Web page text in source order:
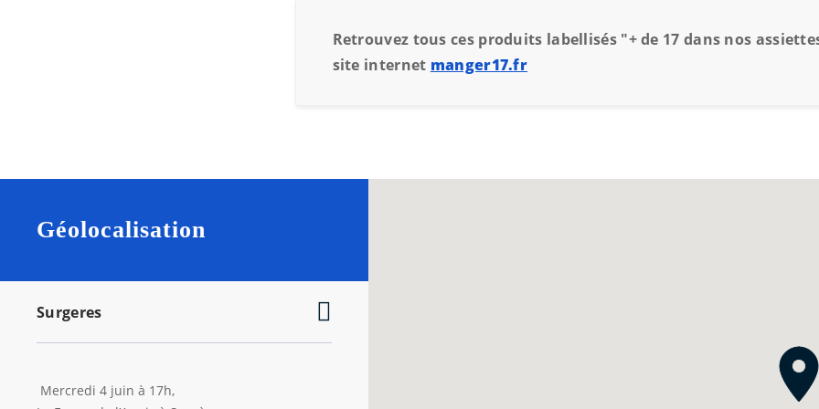
Retrouvez tous ces produits labellisés "+ de 17 dans nos
site internet manger17.fr
Géolocalisation
Surgeres
Mercredi 4 juin à 17h,